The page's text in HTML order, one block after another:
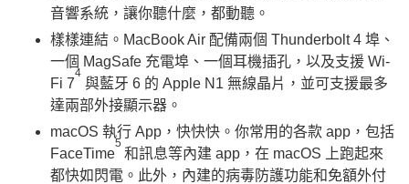
音響系統，讓你聽什麼，都動聽。
樣樣連結。MacBook Air 配備兩個 Thunderbolt 4 埠、
一個 MagSafe 充電埠、一個耳機插孔，以及支援 Wi-
Fi 7
4
與藍牙 6 的 Apple N1 無線晶片，並可支援最多
達兩部外接顯示器。
macOS 執行 App，快快快。你常用的各款 app，包括
FaceTime
5
和訊息等內建 app，在 macOS 上跑起來
都快如閃電。此外，內建的病毒防護功能和免額外付